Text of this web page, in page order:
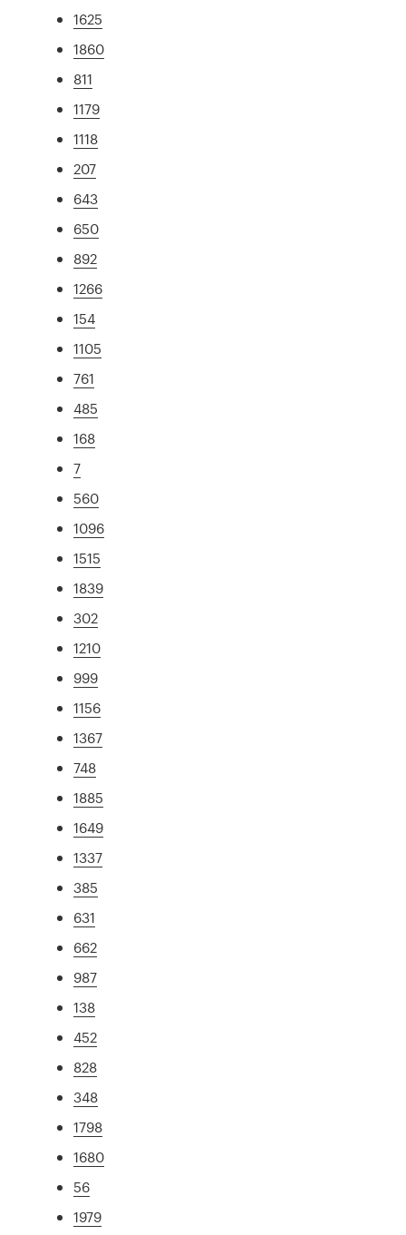
1625
1860
811
1179
1118
207
643
650
892
1266
154
1105
761
485
168
7
560
1096
1515
1839
302
1210
999
1156
1367
748
1885
1649
1337
385
631
662
987
138
452
828
348
1798
1680
56
1979